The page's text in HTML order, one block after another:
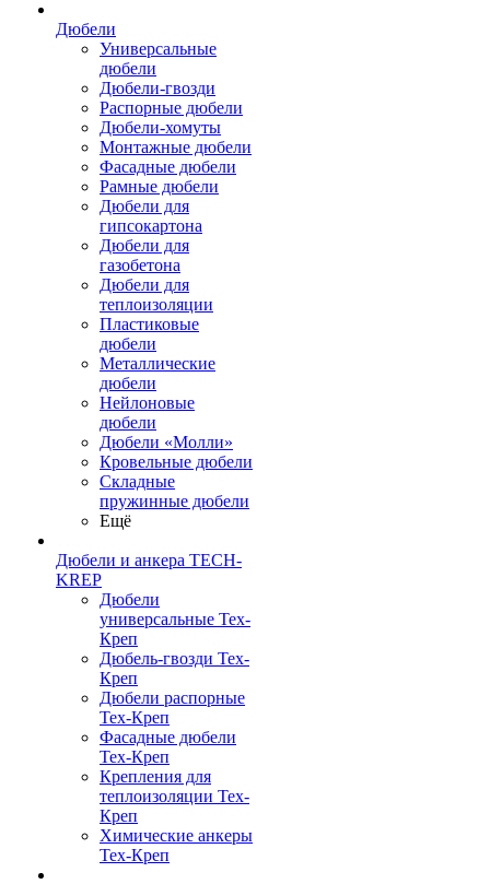
Дюбели
Универсальные
дюбели
Дюбели-гвозди
Распорные дюбели
Дюбели-хомуты
Монтажные дюбели
Фасадные дюбели
Рамные дюбели
Дюбели для
гипсокартона
Дюбели для
газобетона
Дюбели для
теплоизоляции
Пластиковые
дюбели
Металлические
дюбели
Нейлоновые
дюбели
Дюбели «Молли»
Кровельные дюбели
Складные
пружинные дюбели
Ещё
Дюбели и анкера TECH-
KREP
Дюбели
универсальные Тех-
Креп
Дюбель-гвозди Тех-
Креп
Дюбели распорные
Тех-Креп
Фасадные дюбели
Тех-Креп
Крепления для
теплоизоляции Тех-
Креп
Химические анкеры
Тех-Креп